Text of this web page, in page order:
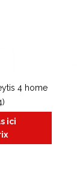
4 home
ici